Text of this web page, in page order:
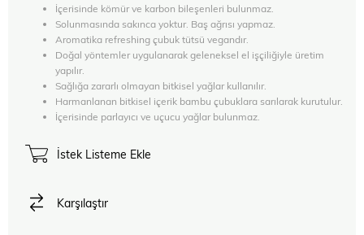
İçerisinde kömür ve karbon bileşenleri bulunmaz.
Solunmasında sakınca yoktur. Baş ağrısı yapmaz.
Aromatika refreshing çubuk tütsü vegandır.
Doğal yöntemler uygulanarak geleneksel el işçiliğiyle üretim
yapılır.
Sağlığa zararlı olmayan bitkisel yağlar kullanılır.
Harmanlanan bitkisel içerik bambu çubuklara sarılarak kurutulur.
İçerisinde parlayıcı ve uçucu yağlar bulunmaz.
İstek Listeme Ekle
Karşılaştır